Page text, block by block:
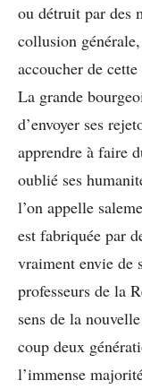
ou détruit par des
collusion
accoucher de
La grande
d’envoyer ses
apprendre à faire
oublié ses
l’on appelle
est fabriquée par
vraiment envie de
professeurs de la
sens de la
coup deux
l’immense